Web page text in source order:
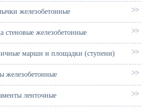
железобетонные
стеновые железобетонные
марши и площадки (ступени)
железобетонные
ленточные